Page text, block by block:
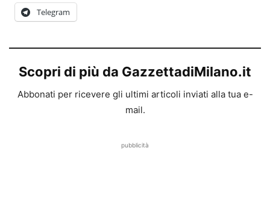
Telegram
Scopri di più da GazzettadiMilano.it
Abbonati per ricevere gli ultimi articoli inviati alla tua e-
mail.
pubblicità